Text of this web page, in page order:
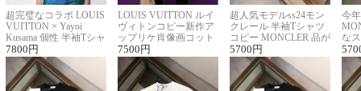
超完璧なコラボ LOUIS
VUITTON × Yayoi
Kusama 個性 半袖Tシャ
ツコピー男女兼用
7800 円
LOUIS VUITTON ルイ
ヴィトンコピー新作ア
ップリケ肖像画コット
ンニット半袖Tシャツ
7500 円
超人気モデルss24モン
クレール 半袖Tシャツ
コピー MONCLER 品が
良く見た目
5700 円
今
な
ル